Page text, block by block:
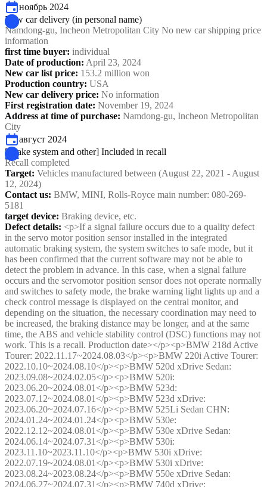
ноябрь 2024
New car delivery (in personal name)
Namdong-gu, Incheon Metropolitan City No new car shipping price
information
first time buyer: individual
Date of production: April 23, 2024
New car list price: 153.2 million won
Production country: USA
New car delivery price: No information
First registration date: November 19, 2024
Address at time of purchase: Namdong-gu, Incheon Metropolitan
City
август 2024
[Brake system and other] Included in recall
Recall completed
Target: Vehicles manufactured between (August 22, 2021 - August
12, 2024)
Contact us: BMW, MINI, Rolls-Royce main number: 080-269-
5181
target device: Braking device, etc.
Defect details: <p>If a signal failure occurs due to a quality defect
in the servo motor position sensor installed in the integrated
automatic braking system, the system switches to safe mode, but it
has been confirmed that the current software may not be able to
detect the problem in advance. In this case, when a signal failure
occurs and the servomotor position sensor does not operate normally
and switches to safety mode, the brake warning light lights up and a
check control message is displayed on the central monitor, and
depending on the situation, the necessary coordination may need to
be increased, the braking distance may be longer, and at the same
time, the ABS and vehicle stability control (DSC) functions may not
work. This is a recall. Production date></p><p>BMW 218d Active
Tourer: 2022.11.17~2024.08.03</p><p>BMW 220i Active Tourer:
2022.10.10~2024.08.10</p><p>BMW 520d xDrive Sedan:
2023.09.08~2024.02.05</p><p>BMW 520i:
2023.06.20~2024.08.01</p><p>BMW 523d:
2023.07.12~2024.08.01</p><p>BMW 523d xDrive:
2023.06.20~2024.07.16</p><p>BMW 525Li Sedan CHN:
2024.01.24~2024.01.24</p><p>BMW 530e:
2022.12.12~2024.08.01</p><p>BMW 530e xDrive Sedan:
2024.06.14~2024.07.31</p><p>BMW 530i:
2023.11.10~2023.11.10</p><p>BMW 530i xDrive:
2022.07.19~2024.08.01</p><p>BMW 530i xDrive:
2023.08.24~2023.08.24</p><p>BMW 550e xDrive Sedan:
2024.06.27~2024.07.31</p><p>BMW 740d xDrive: